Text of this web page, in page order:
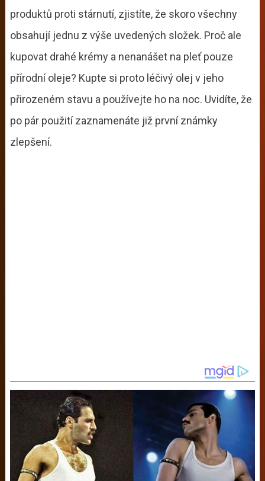
produktů proti stárnutí, zjistíte, že skoro všechny
obsahují jednu z výše uvedených složek. Proč ale
kupovat drahé krémy a nenanášet na pleť pouze
přírodní oleje? Kupte si proto léčivý olej v jeho
přirozeném stavu a používejte ho na noc. Uvidíte, že
po pár použití zaznamenáte již první známky
zlepšení.